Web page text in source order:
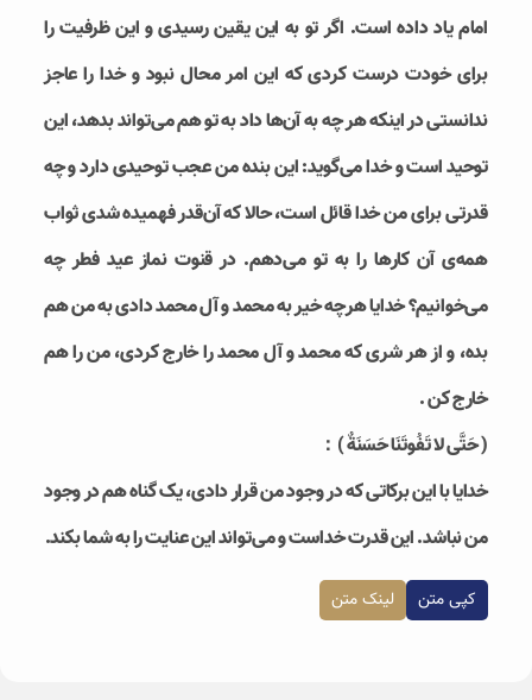
امام یاد داده است. اگر تو به این یقین رسیدی و این ظرفیت را
برای خودت درست کردی که این امر محال نبود و خدا را عاجز
ندانستی در اینکه هر چه به آن‌ها داد به تو هم می‌تواند بدهد، این
توحید است و خدا می‌گوید: این بنده من عجب توحیدی دارد و چه
قدرتی برای من خدا قائل است، حالا که آن‌قدر فهمیده شدی ثواب
همه‌ی آن کارها را به تو می‌دهم. در قنوت نماز عید فطر چه
می‌خوانیم؟ خدایا هرچه خیر به محمد و آل محمد دادی به من هم
بده، و از هر شری که محمد و آل محمد را خارج کردی، من را هم
خارج کن .
( حَتَّى لا تَفُوتَنَا حَسَنَةٌ )：
خدایا با این برکاتی که در وجود من قرار دادی، یک گناه هم در وجود
من نباشد. این قدرت خداست و می‌تواند این عنایت را به شما بکند.
کپی متن لینک متن